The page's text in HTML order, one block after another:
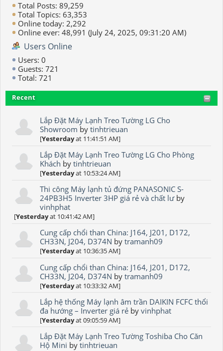
Total Posts: 89,259
Total Topics: 63,353
Online today: 2,292
Online ever: 48,991 (July 24, 2025, 09:31:20 AM)
Users Online
Users: 0
Guests: 721
Total: 721
Recent
Lắp Đặt Máy Lạnh Treo Tường LG Cho
Showroom bytinhtrieuan
[Yesterdayat 11:41:51 AM]
Lắp Đặt Máy Lạnh Treo Tường LG Cho Phòng
Khách bytinhtrieuan
[Yesterdayat 10:53:24 AM]
Thi công Máy lạnh tủ đứng PANASONIC S-
24PB3H5 Inverter 3HP giá rẻ và chất lưby
vinhphat
[Yesterdayat 10:41:42 AM]
Cung cấp chổi than China: J164, J201, D172,
CH33N, J204, D374N bytramanh09
[Yesterdayat 10:36:35 AM]
Cung cấp chổi than China: J164, J201, D172,
CH33N, J204, D374N bytramanh09
[Yesterdayat 10:33:32 AM]
Lắp hệ thống Máy lạnh âm trần DAIKIN FCFC thổi
đa hướng – Inverter giá rẻ byvinhphat
[Yesterdayat 09:05:59 AM]
Lắp Đặt Máy Lạnh Treo Tường Toshiba Cho Căn
Hộ Mini bytinhtrieuan